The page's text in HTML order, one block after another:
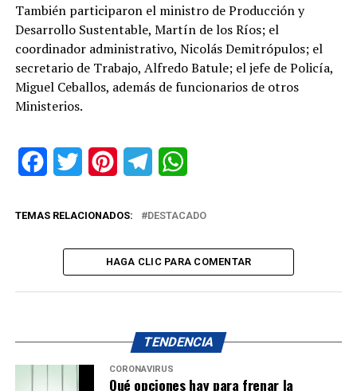
También participaron el ministro de Producción y
Desarrollo Sustentable, Martín de los Ríos; el
coordinador administrativo, Nicolás Demitrópulos; el
secretario de Trabajo, Alfredo Batule; el jefe de Policía,
Miguel Ceballos, además de funcionarios de otros
Ministerios.
FacebookTwitter PinterestTelegram
TEMAS RELACIONADOS: DESTACADO
HAGA CLIC PARA COMENTAR
TENDENCIA
CORONAVIRUS
Qué opciones hay para frenar la